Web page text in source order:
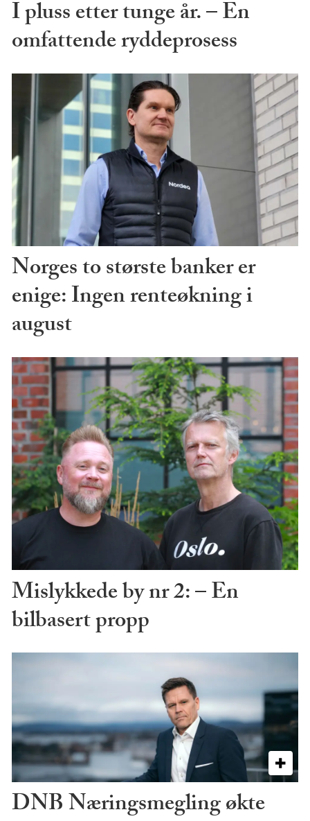
I pluss etter tunge år. – En
omfattende ryddeprosess
Norges to største banker er
enige: Ingen renteøkning i
august
Mislykkede by nr 2: – En
bilbasert propp
DNB Næringsmegling økte